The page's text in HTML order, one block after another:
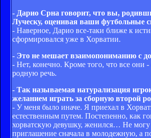
- Дарио Срна говорит, что вы,
Луческу, оценивая ваши футбольные
- Наверное, Дарио все-таки ближе к
сформировался уже в Хорватии.
- Это не мешает взаимопониманию с
- Нет, конечно. Кроме того, что все они
родную речь.
- Так называемая натурализация
желанием играть за сборную второй
- У меня было иначе. Я приехал в
естественным путем. Постепенно, как
хорватскую девушку, женился… Не могу
приглашение сначала в молодежную, а